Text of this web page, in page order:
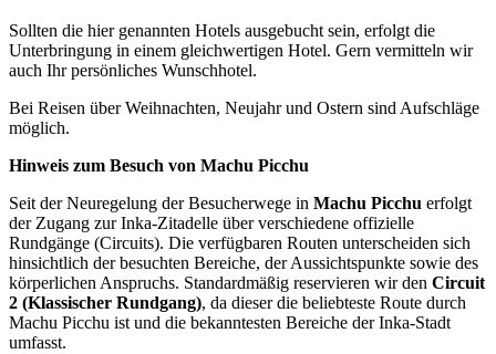
Sollten die hier genannten Hotels ausgebucht sein, erfolgt die
Unterbringung in einem gleichwertigen Hotel. Gern vermitteln wir
auch Ihr persönliches Wunschhotel.
Bei Reisen über Weihnachten, Neujahr und Ostern sind Aufschläge
möglich.
Hinweis zum Besuch von Machu Picchu
Seit der Neuregelung der Besucherwege in Machu Picchu erfolgt
der Zugang zur Inka-Zitadelle über verschiedene offizielle
Rundgänge (Circuits). Die verfügbaren Routen unterscheiden sich
hinsichtlich der besuchten Bereiche, der Aussichtspunkte sowie des
körperlichen Anspruchs. Standardmäßig reservieren wir den Circuit
2 (Klassischer Rundgang), da dieser die beliebteste Route durch
Machu Picchu ist und die bekanntesten Bereiche der Inka-Stadt
umfasst.